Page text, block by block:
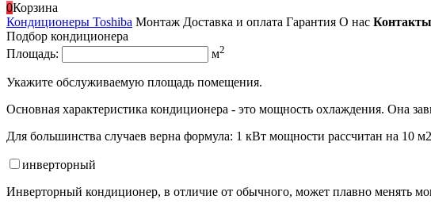
0Корзина
Кондиционеры Toshiba Монтаж Доставка и оплата Гарантия О нас Контакты
Подбор кондиционера
Площадь:
м2
Укажите обслуживаемую площадь помещения.
Основная характеристика кондиционера - это мощность охлаждения. Она
Для большинства случаев верна формула: 1 кВт мощности рассчитан на 10
инверторный
Инверторный кондиционер, в отличие от обычного, может плавно менять